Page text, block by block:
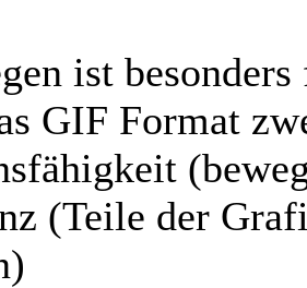
ist
GIF Format
(Teile der